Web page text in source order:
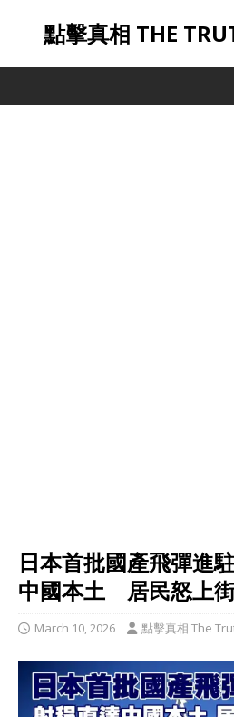
點擊真相 THE
日本首批國產飛彈進
中國本土 居民怒上
March 10, 2026 點擊真相 The